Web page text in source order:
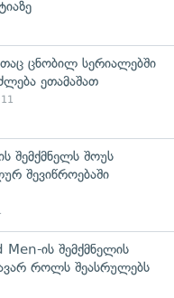
ცნობილ სერიალებში
ეთამაშათ
შემქმნელს შოუს
შევიწროებაში
ის შემქმნელის
როლს შეასრულებს